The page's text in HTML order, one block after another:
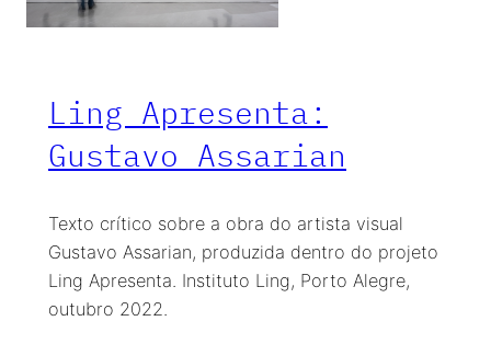
Ling Apresenta:
Gustavo Assarian
Texto crítico sobre a obra do artista visual
Gustavo Assarian, produzida dentro do projeto
Ling Apresenta. Instituto Ling, Porto Alegre,
outubro 2022.